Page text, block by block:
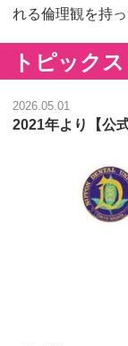
れる倫理観を持
トピックス
2026.05.01
2021年より【公